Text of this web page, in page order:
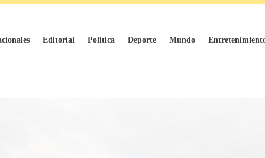
Editorial Política Deporte Mundo
Colombiana aterrizo con los biológicos